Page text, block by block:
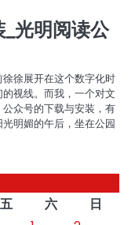
光明阅读公
徐展开在这个数字化时
视线。而我，一个对文
众号的下载与安装，有
明媚的午后，坐在公园
五 六
日